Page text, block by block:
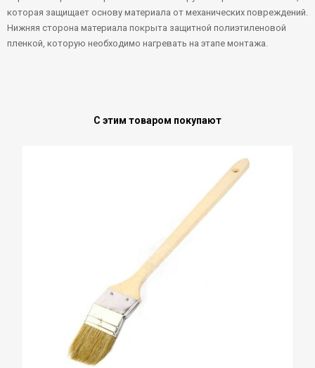
которая защищает основу материала от механических повреждений.
Нижняя сторона материала покрыта защитной полиэтиленовой
пленкой, которую необходимо нагревать на этапе монтажа.
С этим товаром покупают